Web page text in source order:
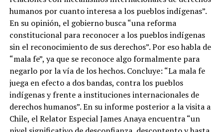
humanos por cuanto interesa a los pueblos indígenas”.
En su opinión, el gobierno busca “una reforma
constitucional para reconocer a los pueblos indígenas
sin el reconocimiento de sus derechos”. Por eso habla de
“mala fe”, ya que se reconoce algo formalmente para
negarlo por la vía de los hechos. Concluye: “La mala fe
juega en efecto a dos bandas, contra los pueblos
indígenas y frente a instituciones internacionales de
derechos humanos”. En su informe posterior a la visita a
Chile, el Relator Especial James Anaya encuentra “un